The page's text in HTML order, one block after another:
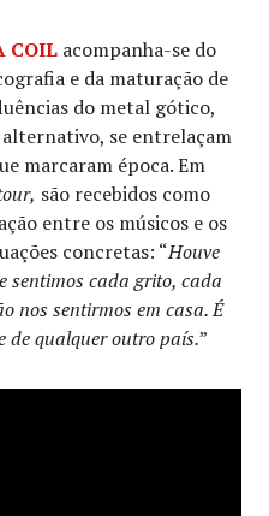
COIL acompanha-se do
e da maturação de
do metal gótico,
alternativo, se entrelaçam
marcaram época. Em
são recebidos como
entre os músicos e os
concretas: “Houve
sentimos cada grito, cada
nos sentirmos em casa. É
de qualquer outro país.”